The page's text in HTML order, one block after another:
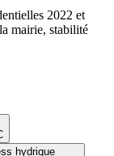
hydrique
2022 et
mairie, stabilité